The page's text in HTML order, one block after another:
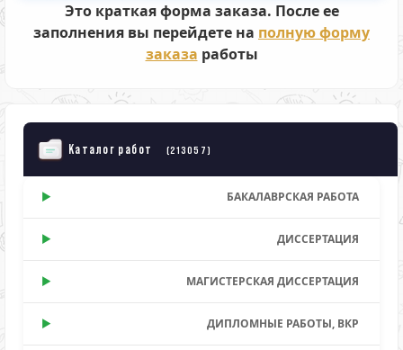
Это краткая форма заказа. После ее
заполнения вы перейдете на полную форму
заказа работы
Каталог работ (213057)
БАКАЛАВРСКАЯ РАБОТА
ДИССЕРТАЦИЯ
МАГИСТЕРСКАЯ ДИССЕРТАЦИЯ
ДИПЛОМНЫЕ РАБОТЫ, ВКР